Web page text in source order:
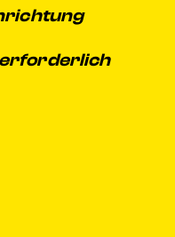
erforderlich